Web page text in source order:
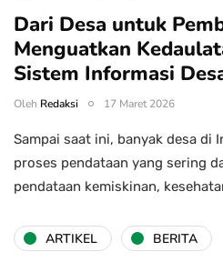
Dari Desa untuk
Menguatkan
Sistem Informasi
Oleh Redaksi 17 Maret 2026
Sampai saat ini, banyak desa di
proses pendataan yang sering
pendataan kemiskinan,
ARTIKEL BERITA